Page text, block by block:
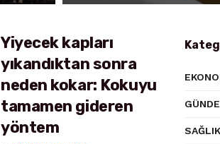
Yiyecek kapları
yıkandıktan sonra
neden kokar: Kokuyu
tamamen gideren
yöntem
SAĞLIK